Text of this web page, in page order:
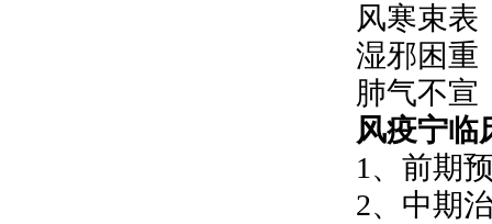
风寒束表
湿邪困重
肺气不宣
风疫宁临
1、前期
2、中期